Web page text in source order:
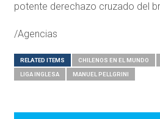
potente derechazo cruzado del
/Agencias
RELATED ITEMS CHILENOS EN EL MUNDO
LIGA INGLESA MANUEL PELLGRINI